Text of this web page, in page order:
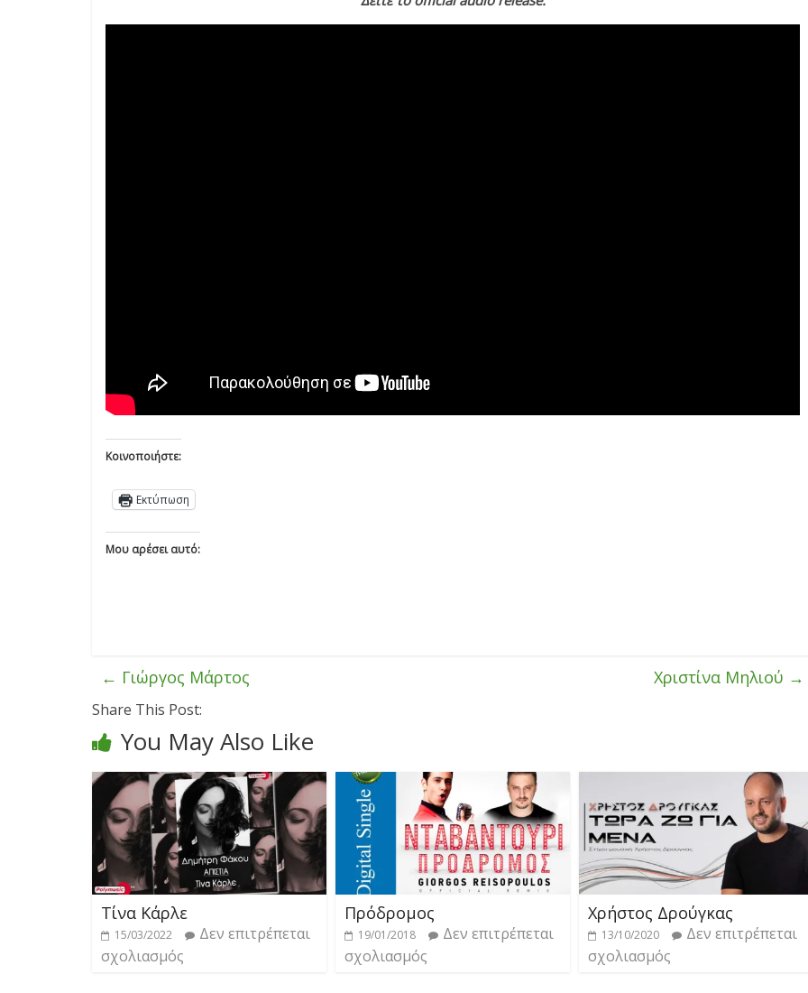
Κοινοποιήστε:
Εκτύπωση
Μου αρέσει αυτό:
← Γιώργος Μάρτος Χριστίνα Μηλιού →
Share This Post:
You May Also Like
Τίνα Κάρλε
15/03/2022
Δεν επιτρέπεται
σχολιασμός
Πρόδρομος
19/01/2018
Δεν επιτρέπεται
σχολιασμός
Χρήστος Δρούγκας
13/10/2020
Δεν επιτρέπεται
σχολιασμός